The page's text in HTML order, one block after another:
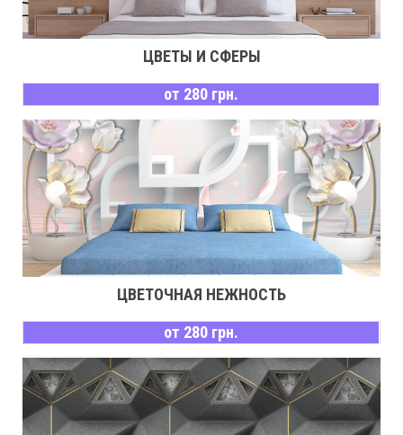
ЦВЕТЫ И СФЕРЫ
от 280 грн.
ЦВЕТОЧНАЯ НЕЖНОСТЬ
от 280 грн.